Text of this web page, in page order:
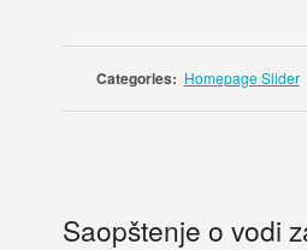
Categories: Homepage Slider
Saopštenje o vodi